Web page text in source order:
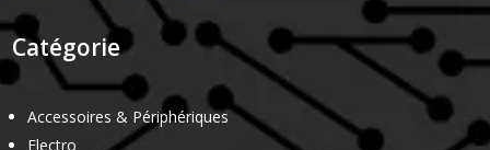
Catégorie
Accessoires & Périphériques
Electro